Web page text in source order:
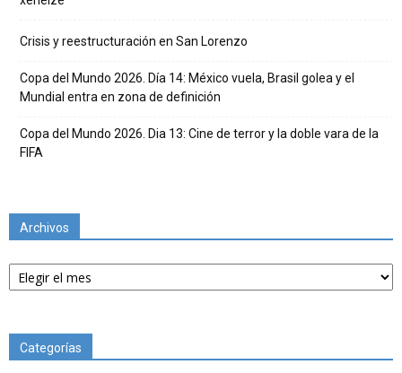
Crisis y reestructuración en San Lorenzo
Copa del Mundo 2026. Día 14: México vuela, Brasil golea y el
Mundial entra en zona de definición
Copa del Mundo 2026. Dia 13: Cine de terror y la doble vara de la
FIFA
Archivos
Archivos
Categorías